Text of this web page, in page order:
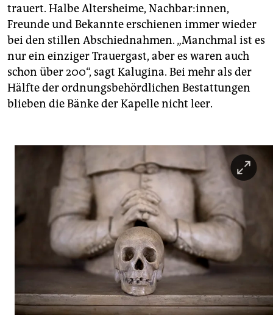
trauert. Halbe Altersheime, Nachbar:innen,
Freunde und Bekannte erschienen immer wieder
bei den stillen Abschiednahmen. „Manchmal ist es
nur ein einziger Trauergast, aber es waren auch
schon über 200“, sagt Kalugina. Bei mehr als der
Hälfte der ordnungsbehördlichen Bestattungen
blieben die Bänke der Kapelle nicht leer.